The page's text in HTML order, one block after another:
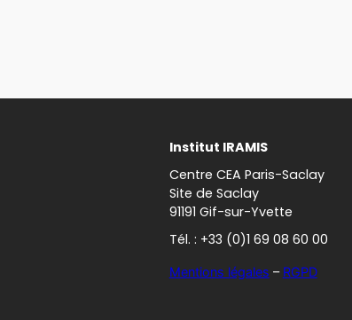
Institut IRAMIS
Centre CEA Paris-Saclay
Site de Saclay
91191 Gif-sur-Yvette
Tél. : +33 (0)1 69 08 60 00
Mentions légales – RGPD